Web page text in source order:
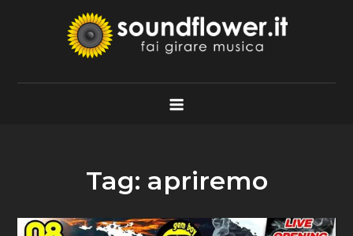
Soundflower.it
Fai Girare Musica
Tag: apriremo